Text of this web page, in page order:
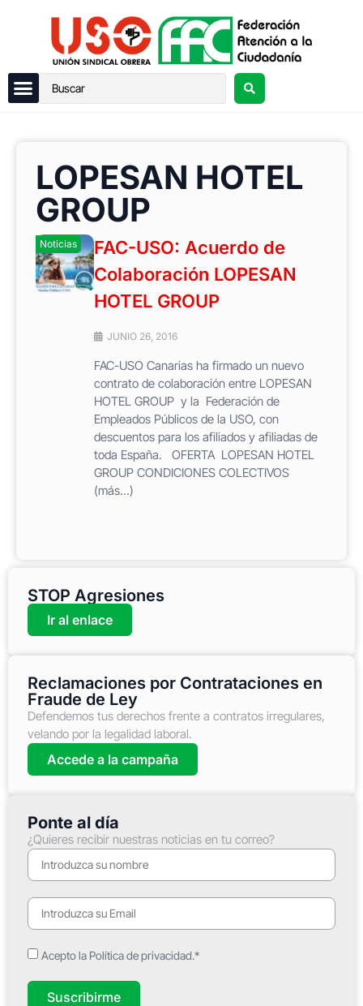
LOPESAN HOTEL
GROUP
Noticias
FAC-USO: Acuerdo de
Colaboración LOPESAN
HOTEL GROUP
JUNIO 26, 2016
FAC-USO Canarias ha firmado un nuevo
contrato de colaboración entre LOPESAN
HOTEL GROUP y la Federación de
Empleados Públicos de la USO, con
descuentos para los afiliados y afiliadas de
toda España. OFERTA LOPESAN HOTEL
GROUP CONDICIONES COLECTIVOS
(más…)
STOP Agresiones
Ir al enlace
Reclamaciones por Contrataciones en
Fraude de Ley
Defendemos tus derechos frente a contratos irregulares,
velando por la legalidad laboral.
Accede a la campaña
Ponte al día
¿Quieres recibir nuestras noticias en tu correo?
Acepto la Política de privacidad.*
Suscribirme